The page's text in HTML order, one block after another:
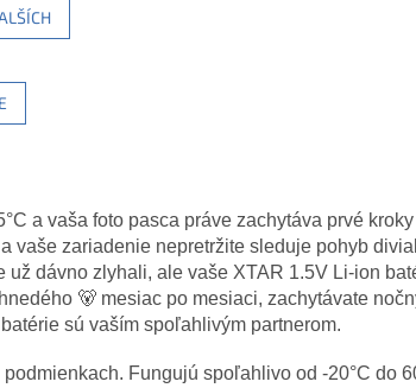
a vaša foto pasca práve zachytáva prvé
vaše zariadenie nepretržite sleduje pohyb
dávno zlyhali, ale vaše XTAR 1.5V Li-ion
🐻 mesiac po mesiaci, zachytávate
sú vaším spoľahlivým partnerom.
Fungujú spoľahlivo od -20°C do